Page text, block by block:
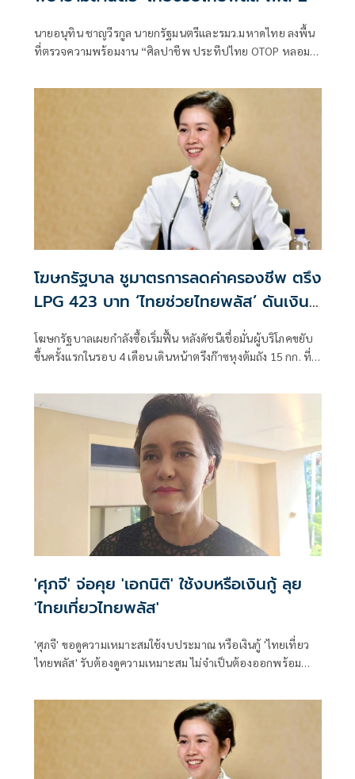
นายอนุทิน ชาญวีรกูล นายกรัฐมนตรีและรมว.มหาดไทย ลงพื้น
ที่ตรวจความพร้อมงาน “ศิลปาชีพ ประทีปไทย OTOP หลอม
สิงหาคม นี้ ณ อาคารชาเลนเจอร์ 1–3 อิมแพ็ค เมืองทองธานี ซึ่ง
นายกรัฐมนตรีจะเดินทางมาเปิดงานอย่างเป็นทางการ ในวัน
โฆษกรัฐบาล ชูมาตรการลดค่าครองชีพ ตรึง
LPG 423 บาท ‘ไทยช่วยไทยพลัส’ ดันเงิน
โฆษกรัฐบาลเผยกำลังซื้อเริ่มฟื้น หลังดัชนีเชื่อมั่นผู้บริโภคขยับ
ขึ้นครั้งแรกในรอบ 4 เดือน เดินหน้าตรึงก๊าซหุงต้มถัง 15 กก. ที่
พร้อมจับตาฐานะกองทุนน้ำมันฯ ติดลบกว่า 7.1 หมื่นล้านบาท
'ศุภจี' จ่อคุย 'เอกนิติ' ใช้งบหรือเงินกู้ ลุย
'ไทยเที่ยวไทยพลัส'
'ศุภจี' ขอดูความเหมาะสมใช้งบประมาณ หรือเงินกู้ 'ไทยเที่ยว
ไทยพลัส' รับต้องดูความเหมาะสม ไม่จำเป็นต้องออกพร้อม